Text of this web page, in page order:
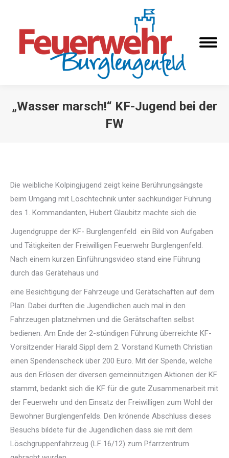
„Wasser marsch!“ KF-Jugend bei der
FW
Die weibliche Kolpingjugend zeigt keine Berührungsängste
beim Umgang mit Löschtechnik unter sachkundiger Führung
des 1. Kommandanten, Hubert Glaubitz machte sich die
Jugendgruppe der KF- Burglengenfeld ein Bild von Aufgaben
und Tätigkeiten der Freiwilligen Feuerwehr Burglengenfeld.
Nach einem kurzen Einführungsvideo stand eine Führung
durch das Gerätehaus und
eine Besichtigung der Fahrzeuge und Gerätschaften auf dem
Plan. Dabei durften die Jugendlichen auch mal in den
Fahrzeugen platznehmen und die Gerätschaften selbst
bedienen. Am Ende der 2-stündigen Führung überreichte KF-
Vorsitzender Harald Sippl dem 2. Vorstand Kumeth Christian
einen Spendenscheck über 200 Euro. Mit der Spende, welche
aus den Erlösen der diversen gemeinnützigen Aktionen der KF
stammt, bedankt sich die KF für die gute Zusammenarbeit mit
der Feuerwehr und den Einsatz der Freiwilligen zum Wohl der
Bewohner Burglengenfelds. Den krönende Abschluss dieses
Besuchs bildete für die Jugendlichen dass sie mit dem
Löschgruppenfahrzeug (LF 16/12) zum Pfarrzentrum